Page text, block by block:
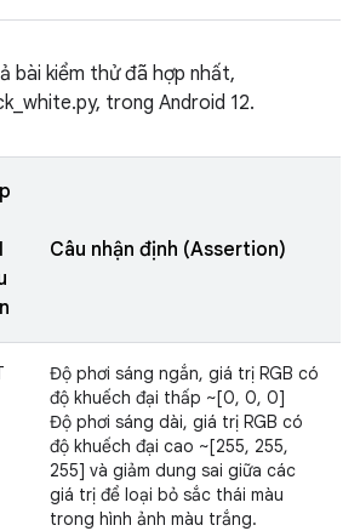
bài kiểm thử đã hợp nhất,
trong Android 12.
Câu nhận định (Assertion)
Độ phơi sáng ngắn, giá trị RGB có
độ khuếch đại thấp ~[0, 0, 0]
Độ phơi sáng dài, giá trị RGB có
độ khuếch đại cao ~[255, 255,
255] và giảm dung sai giữa các
giá trị để loại bỏ sắc thái màu
trong hình ảnh màu trắng.